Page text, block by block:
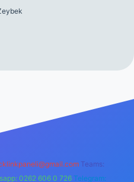
betexper
Teams:
0262 606 0 726 Telegram: